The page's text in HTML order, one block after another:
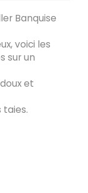
Banquise
voici les
sur un
et
taies.